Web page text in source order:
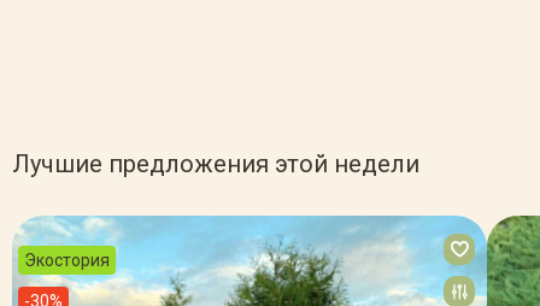
Лучшие предложения этой недели
Экостория
-30%